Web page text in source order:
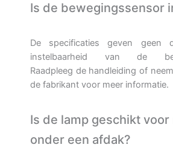
Is de bewegingssensor
De specificaties geven geen
instelbaarheid van de
Raadpleeg de handleiding of
de fabrikant voor meer informatie.
Is de lamp geschikt voor
onder een afdak?